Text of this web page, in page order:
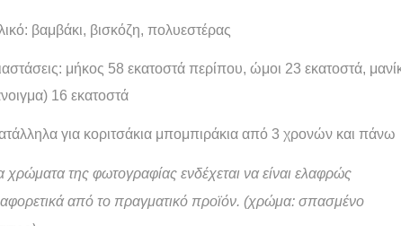
βαμβάκι, βισκόζη, πολυεστέρας
μήκος 58 εκατοστά περίπου, ώμοι 23 εκατοστά,
16 εκατοστά
για κοριτσάκια μπομπιράκια από 3 χρονών και πάνω
χρώματα της φωτογραφίας ενδέχεται να είναι ελαφρώς
από το πραγματικό προϊόν. (χρώμα: σπασμένο